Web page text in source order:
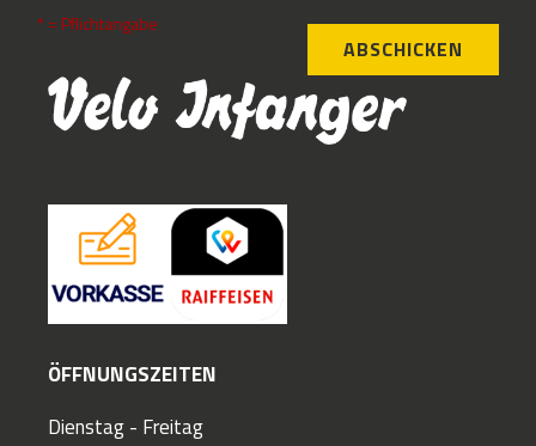
ABSCHICKEN
* = Pflichtangabe
ÖFFNUNGSZEITEN
Dienstag - Freitag